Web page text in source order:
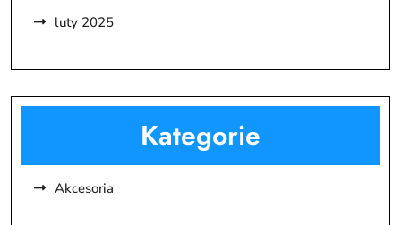
luty 2025
Kategorie
Akcesoria